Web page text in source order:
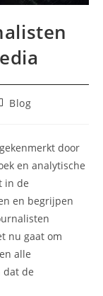
Blog
door
en analytische
in de
en begrijpen
nu gaat om
alle
dat de